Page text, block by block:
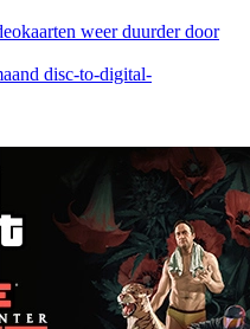
weer duurder door
disc-to-digital-